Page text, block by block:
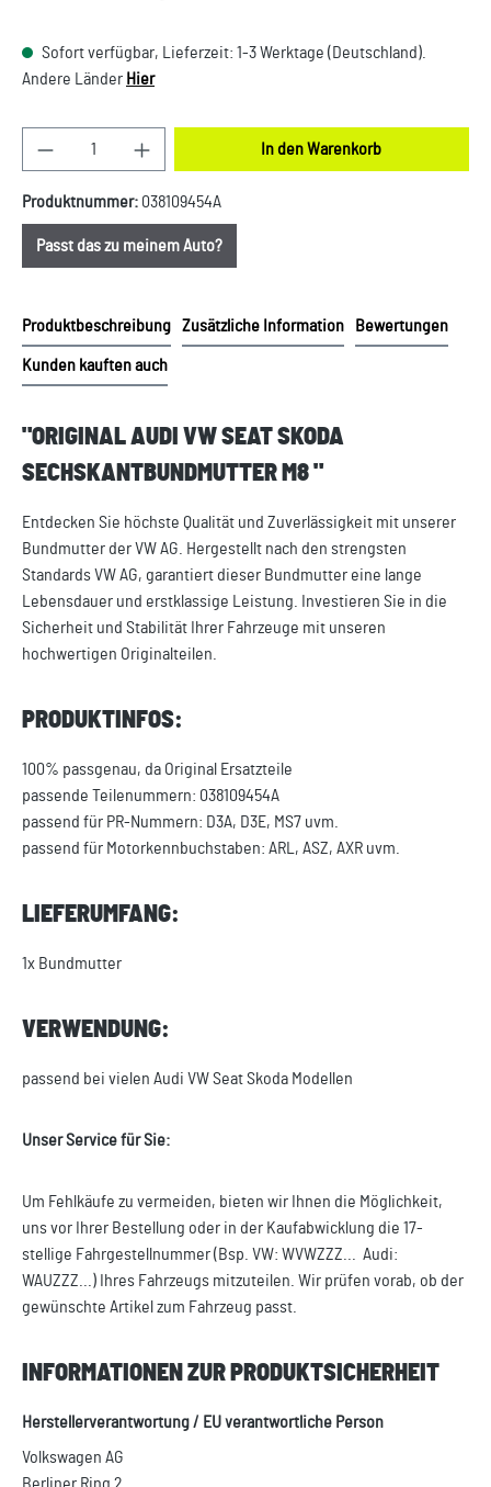
Sofort verfügbar, Lieferzeit: 1-3 Werktage (Deutschland).
Andere Länder Hier
Produkt Anzahl: Gib den gewünschten Wert ein
In den Warenkorb
Produktnummer: 038109454A
Passt das zu meinem Auto?
Produktbeschreibung Zusätzliche Information Bewertungen
Kunden kauften auch
"ORIGINAL AUDI VW SEAT SKODA
SECHSKANTBUNDMUTTER M8 "
Entdecken Sie höchste Qualität und Zuverlässigkeit mit unserer
Bundmutter der VW AG. Hergestellt nach den strengsten
Standards VW AG, garantiert dieser Bundmutter eine lange
Lebensdauer und erstklassige Leistung. Investieren Sie in die
Sicherheit und Stabilität Ihrer Fahrzeuge mit unseren
hochwertigen Originalteilen.
PRODUKTINFOS:
100% passgenau, da Original Ersatzteile
passende Teilenummern: 038109454A
passend für PR-Nummern: D3A, D3E, MS7 uvm.
passend für Motorkennbuchstaben: ARL, ASZ, AXR uvm.
LIEFERUMFANG:
1x Bundmutter
VERWENDUNG:
passend bei vielen Audi VW Seat Skoda Modellen
Unser Service für Sie:
Um Fehlkäufe zu vermeiden, bieten wir Ihnen die Möglichkeit,
uns vor Ihrer Bestellung oder in der Kaufabwicklung die 17-
stellige Fahrgestellnummer (Bsp. VW: WVWZZZ... Audi:
WAUZZZ...) Ihres Fahrzeugs mitzuteilen. Wir prüfen vorab, ob der
gewünschte Artikel zum Fahrzeug passt.
INFORMATIONEN ZUR PRODUKTSICHERHEIT
Herstellerverantwortung / EU verantwortliche Person
Volkswagen AG